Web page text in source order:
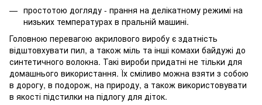
простотою догляду - прання на делікатному режимі на
низьких температурах в пральній машині.
Головною перевагою акрилового виробу є здатність
відштовхувати пил, а також міль та інші комахи байдужі до
синтетичного волокна. Такі вироби придатні не тільки для
домашнього використання. Їх сміливо можна взяти з собою
в дорогу, в подорож, на природу, а також використовувати
в якості підстилки на підлогу для діток.